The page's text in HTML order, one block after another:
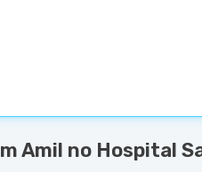
Amil no Hospital